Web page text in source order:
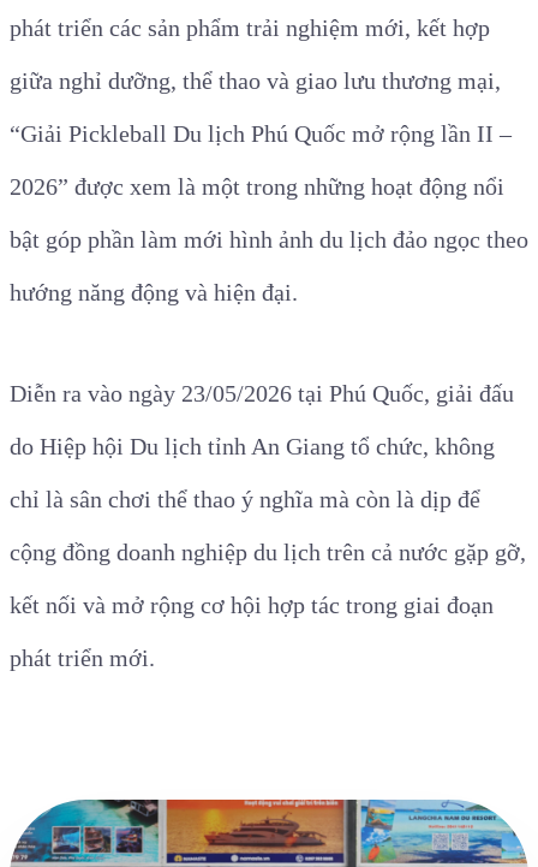
phát triển các sản phẩm trải nghiệm mới, kết hợp
giữa nghỉ dưỡng, thể thao và giao lưu thương mại,
“Giải Pickleball Du lịch Phú Quốc mở rộng lần II –
2026” được xem là một trong những hoạt động nổi
bật góp phần làm mới hình ảnh du lịch đảo ngọc theo
hướng năng động và hiện đại.
Diễn ra vào ngày 23/05/2026 tại Phú Quốc, giải đấu
do Hiệp hội Du lịch tỉnh An Giang tổ chức, không
chỉ là sân chơi thể thao ý nghĩa mà còn là dịp để
cộng đồng doanh nghiệp du lịch trên cả nước gặp gỡ,
kết nối và mở rộng cơ hội hợp tác trong giai đoạn
phát triển mới.